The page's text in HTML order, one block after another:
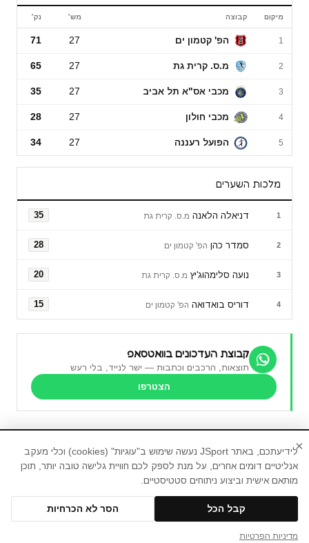
ליגת העל לנשים
מיקום קבוצה מש׳ נק׳
1 הפ' קטמון ים 27
71
2 מ.ס. קרית גת 27
65
3 מכבי אס"א תל אביב 27
35
4 מכבי חולון 27
28
5 הפועל רעננה 27
34
מלכות השערים
1 דניאלה הלאנה מ.ס. קרית גת 35
2 סמדר כהן הפ' קטמון ים 28
3 נועה סלימהוג'יץ מ.ס. קרית גת 20
4 דוריס בואדואה הפ' קטמון ים 15
קבוצת העדכונים בוואטסאפ
תוצאות, הרכבים וכתבות — ישר לנייד, בלי רעש
הצטרפו
חדשות ספורט, עדכוני ספורט, תוצאות ספורט,טורי
דעה
ליגת העל ליגיונריות
נבחרות ישראל לנשים
ליגת האלופות לנשים
דעות NBA תוצאות
טבלאות
© 2026 JSport
×
לידיעתכם, באתר JSport נעשה שימוש ב"עוגיות" (cookies) וכלי מעקב
אנליטיים דומים אחרים, על מנת לספק לכם חוויית גלישה טובה יותר, תוכן
מותאם אישית וביצוע ניתוחים סטטיסטיים.
קבל הכל הסר לא הכרחיות
מדיניות הפרטיות